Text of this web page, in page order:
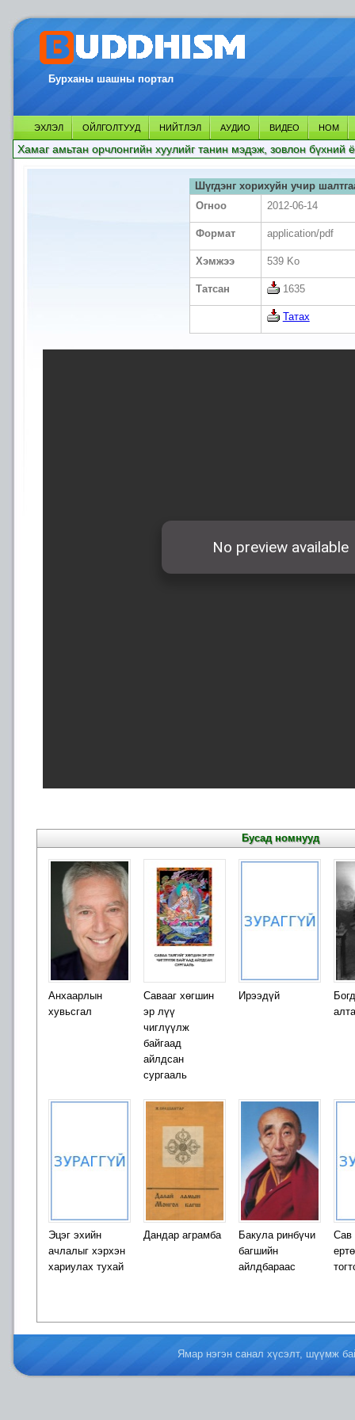
Бурханы шашны портал
ЭХЛЭЛ ОЙЛГОЛТУУД НИЙТЛЭЛ АУДИО ВИДЕО НОМ
Хамаг амьтан орчлонгийн хуулийг танин мэдэж, зовлон бүхний
Шүгдэнг хорихуйн учир
Огноо
2012-06-14
Формат application/pdf
Хэмжээ 539 Ko
Татсан 1635
Татах
Бусад номнууд
Анхаарлын
хувьсгал
Савааг хөгшин
эр лүү
чиглүүлж
байгаад
айлдсан
сургааль
Ирээдүй
Эцэг эхийн
ачлалыг хэрхэн
хариулах тухай
Дандар аграмба
Бакула ринбүчи
багшийн
айлдбараас
Ямар нэгэн санал хүсэлт, шүүмж